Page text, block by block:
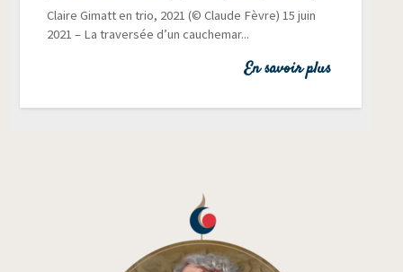
Claire Gimatt en trio, 2021 (© Claude Fèvre) 15 juin
2021 – La tra­ver­sée d’un cau­che­mar...
En savoir plus